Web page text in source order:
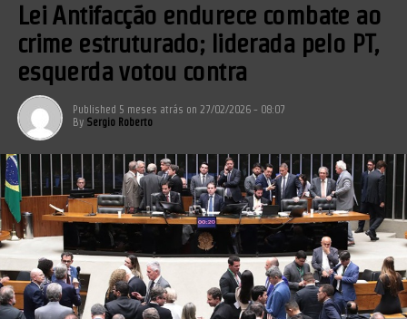
Lei Antifacção endurece combate ao
crime estruturado; liderada pelo PT,
esquerda votou contra
Published 5 meses atrás on 27/02/2026 - 08:07
By Sergio Roberto